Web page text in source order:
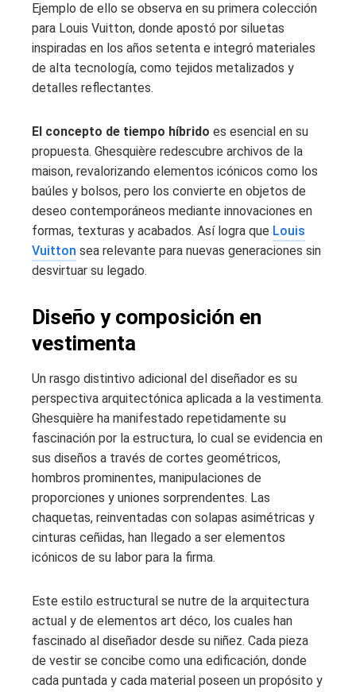
Ejemplo de ello se observa en su primera colección
para Louis Vuitton, donde apostó por siluetas
inspiradas en los años setenta e integró materiales
de alta tecnología, como tejidos metalizados y
detalles reflectantes.
El concepto de tiempo híbrido es esencial en su
propuesta. Ghesquière redescubre archivos de la
maison, revalorizando elementos icónicos como los
baúles y bolsos, pero los convierte en objetos de
deseo contemporáneos mediante innovaciones en
formas, texturas y acabados. Así logra que Louis
Vuitton sea relevante para nuevas generaciones sin
desvirtuar su legado.
Diseño y composición en
vestimenta
Un rasgo distintivo adicional del diseñador es su
perspectiva arquitectónica aplicada a la vestimenta.
Ghesquière ha manifestado repetidamente su
fascinación por la estructura, lo cual se evidencia en
sus diseños a través de cortes geométricos,
hombros prominentes, manipulaciones de
proporciones y uniones sorprendentes. Las
chaquetas, reinventadas con solapas asimétricas y
cinturas ceñidas, han llegado a ser elementos
icónicos de su labor para la firma.
Este estilo estructural se nutre de la arquitectura
actual y de elementos art déco, los cuales han
fascinado al diseñador desde su niñez. Cada pieza
de vestir se concibe como una edificación, donde
cada puntada y cada material poseen un propósito y